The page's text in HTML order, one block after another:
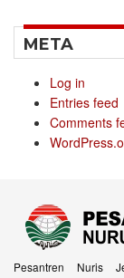
META
Log in
Entries feed
Comments
Pesantren Nuris